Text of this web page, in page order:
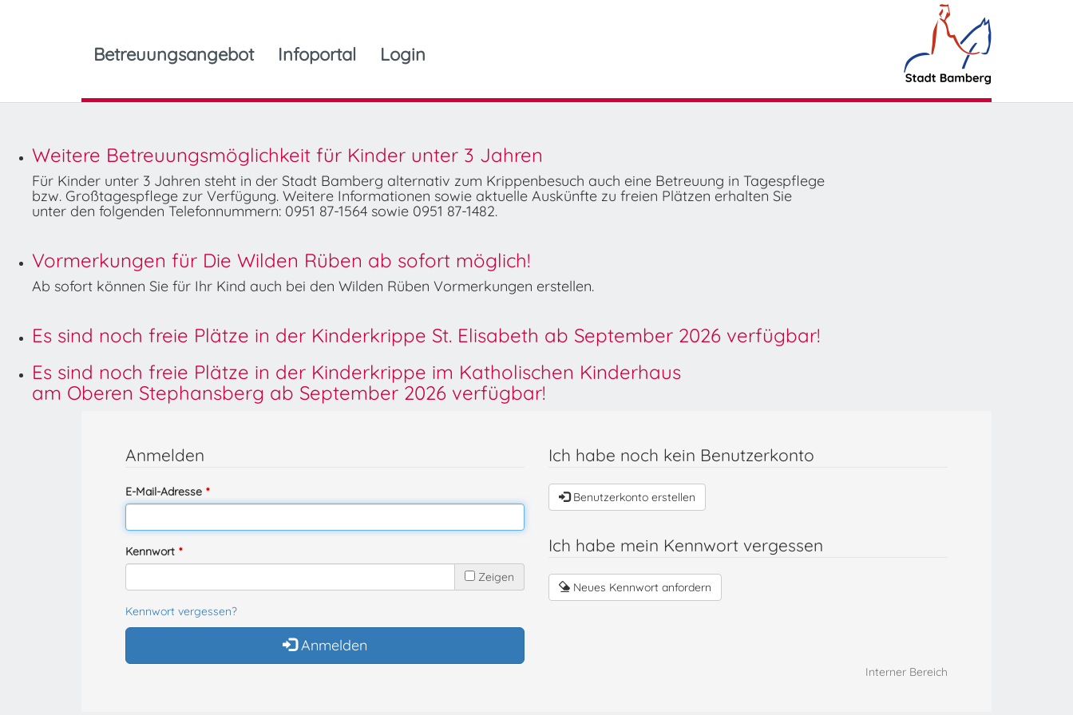
Betreuungsangebot Infoportal Login
Weitere Betreuungsmöglichkeit für Kinder unter 3 Jahren
Für Kinder unter 3 Jahren steht in der Stadt Bamberg alternativ zum Krippenbesuch auch eine Betreuung in Tagespflege
bzw. Großtagespflege zur Verfügung. Weitere Informationen sowie aktuelle Auskünfte zu freien Plätzen erhalten Sie
unter den folgenden Telefonnummern: 0951 87-1564 sowie 0951 87-1482.
Vormerkungen für Die Wilden Rüben ab sofort möglich!
Ab sofort können Sie für Ihr Kind auch bei den Wilden Rüben Vormerkungen erstellen.
Es sind noch freie Plätze in der Kinderkrippe St. Elisabeth ab September 2026 verfügbar!
Es sind noch freie Plätze in der Kinderkrippe im Katholischen Kinderhaus
am Oberen Stephansberg ab September 2026 verfügbar!
Anmelden
E-Mail-Adresse
Kennwort
Zeigen
Kennwort vergessen?
Anmelden
Ich habe noch kein Benutzerkonto
Benutzerkonto erstellen
Ich habe mein Kennwort vergessen
Neues Kennwort anfordern
Interner Bereich